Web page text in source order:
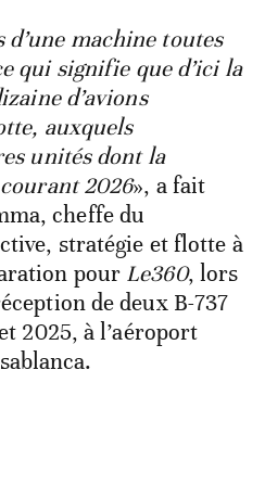
d’une machine toutes
qui signifie que d’ici la
d’avions
auxquels
unités dont la
2026», a fait
cheffe du
stratégie et flotte à
pour Le360, lors
de deux B-737
2025, à l’aéroport